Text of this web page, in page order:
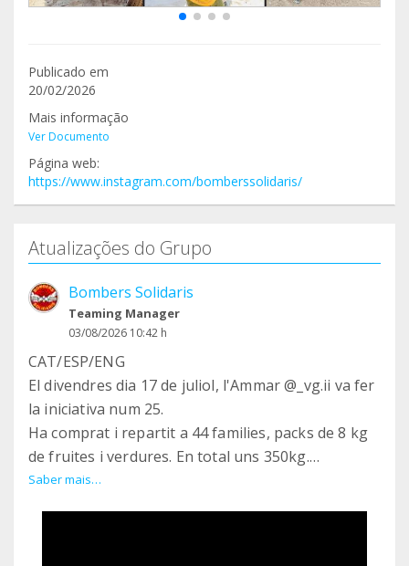
Publicado em
20/02/2026
Mais informação
Ver Documento
Página web:
https://www.instagram.com/bomberssolidaris/
Atualizações do Grupo
Bombers Solidaris
Teaming Manager
03/08/2026 10:42 h
CAT/ESP/ENG
El divendres dia 17 de juliol, l'Ammar @_vg.ii va fer
la iniciativa num 25.
Ha comprat i repartit a 44 families, packs de 8 kg
de fruites i verdures. En total uns 350kg.
El menjar a Gaza segueix molt car, amb preus que
Saber mais…